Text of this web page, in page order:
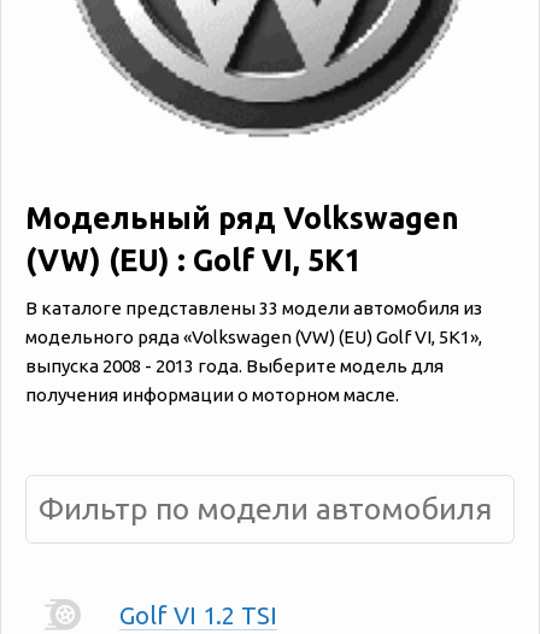
Модельный ряд Volkswagen
(VW) (EU) : Golf VI, 5K1
В каталоге представлены 33 модели автомобиля из
модельного ряда «‎Volkswagen (VW) (EU) Golf VI, 5K1»,
выпуска 2008 - 2013 года. Выберите модель для
получения информации о моторном масле.
Golf VI 1.2 TSI